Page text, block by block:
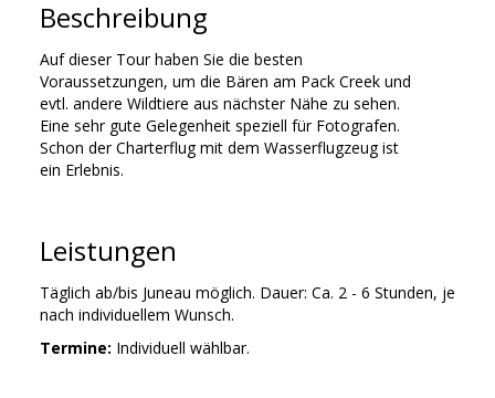
Beschreibung
Auf dieser Tour haben Sie die besten
Voraussetzungen, um die Bären am Pack Creek und
evtl. andere Wildtiere aus nächster Nähe zu sehen.
Eine sehr gute Gelegenheit speziell für Fotografen.
Schon der Charterflug mit dem Wasserflugzeug ist
ein Erlebnis.
Leistungen
Täglich ab/bis Juneau möglich. Dauer: Ca. 2 - 6 Stunden, je
nach individuellem Wunsch.
Termine: Individuell wählbar.